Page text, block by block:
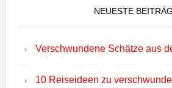
NEUESTE
Verschwundene Schätze aus
10 Reiseideen zu